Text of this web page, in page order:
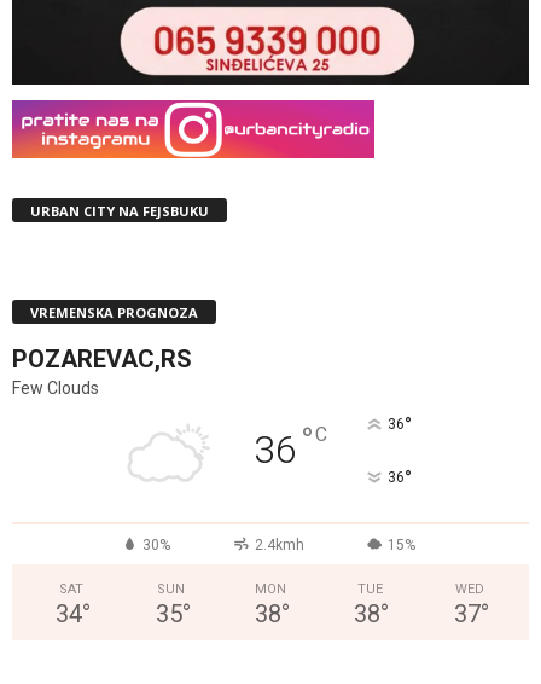
URBAN CITY NA FEJSBUKU
VREMENSKA PROGNOZA
POZAREVAC,RS
Few Clouds
36 °C 36°
36°
30% 2.4kmh 15%
SAT
34°
SUN
35°
MON
38°
TUE
38°
WED
37°